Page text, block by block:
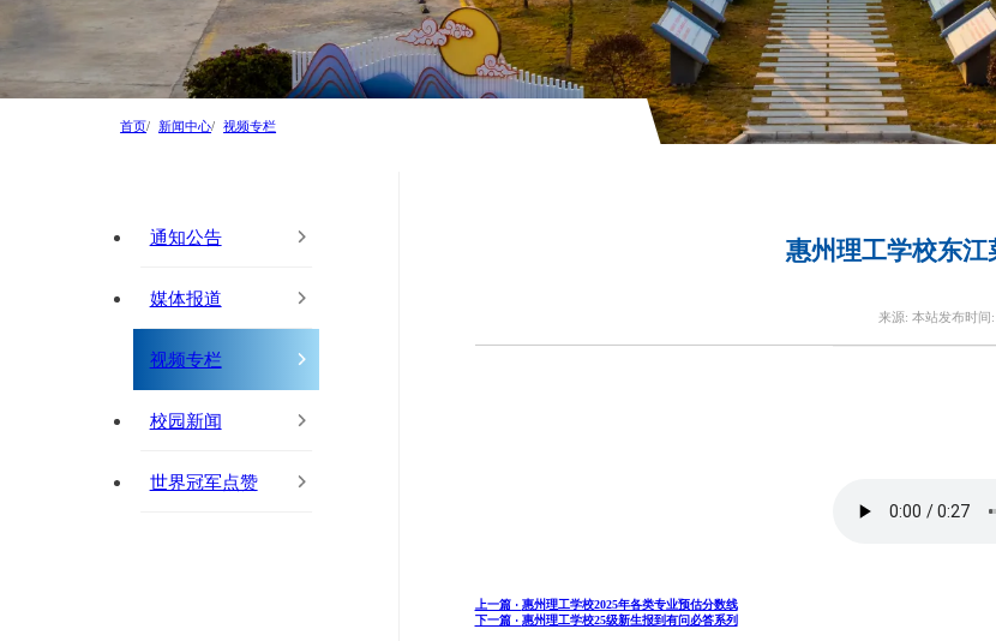
首页 新闻中心 视频专栏
通知公告
媒体报道
视频专栏
校园新闻
世界冠军点赞
惠州理工学校东
来源: 本站发布时间:
上一篇 · 惠州理工学校2025年各类专业预估分数线
下一篇 · 惠州理工学校25级新生报到有问必答系列